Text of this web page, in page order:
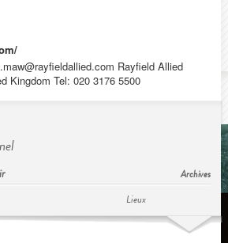
Rayfield Allied
Kingdom Tel: 020 3176 5500
Archives
Lieux